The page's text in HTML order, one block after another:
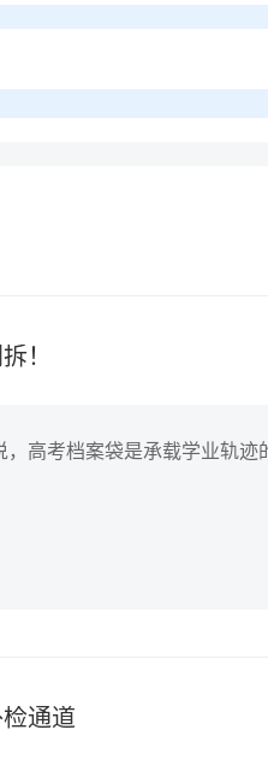
！
高考档案袋是承载学业轨迹
通道